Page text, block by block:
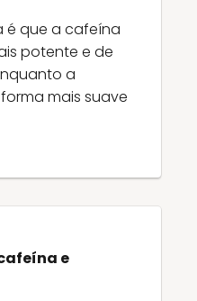
é que a cafeína
potente e de
a
mais suave
e